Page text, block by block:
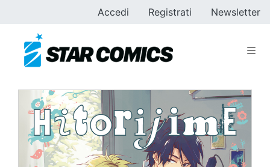
Accedi Registrati Newsletter